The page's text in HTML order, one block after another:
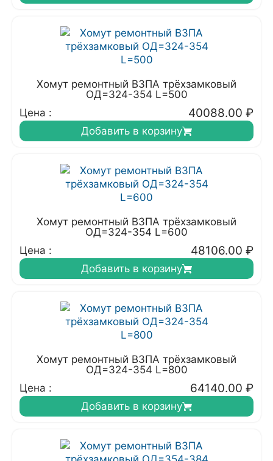
Хомут ремонтный ВЗПА трёхзамковый
ОД=324-354 L=500
Цена :
40088.00 ₽
Добавить в корзину
Хомут ремонтный ВЗПА трёхзамковый
ОД=324-354 L=600
Цена :
48106.00 ₽
Добавить в корзину
Хомут ремонтный ВЗПА трёхзамковый
ОД=324-354 L=800
Цена :
64140.00 ₽
Добавить в корзину